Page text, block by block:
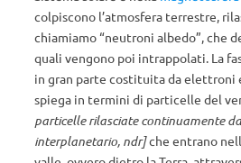
colpiscono l’atmosfera terrestre,
chiamiamo “neutroni albedo”, che
quali vengono poi intrappolati. La
in gran parte costituita da elettroni
spiega in termini di particelle del
particelle rilasciate continuamente
interplanetario, ndr]che entrano